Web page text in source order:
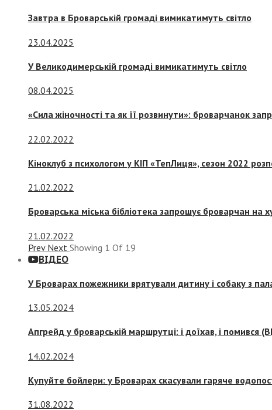
Завтра в Броварській громаді вимикатимуть світло
23.04.2025
У Великодимерській громаді вимикатимуть світло
08.04.2025
«Сила жіночності та як її розвинути»: броварчанок
22.02.2022
Кіноклуб з психологом у КІП «ТепЛиця», сезон 2022
21.02.2022
Броварська міська бібліотека запрошує броварчан
21.02.2022
Prev Next Showing 1 Of 19
ВІДЕО
У Броварах пожежники врятували дитину і собаку з
13.05.2024
Апгрейд у броварській маршрутці: і доїхав, і помився
14.02.2024
Купуйте бойлери: у Броварах скасували гаряче
31.08.2022